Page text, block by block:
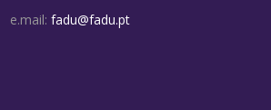
e.mail: fadu@fadu.pt